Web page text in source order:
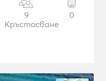
9
Кръстосване
0